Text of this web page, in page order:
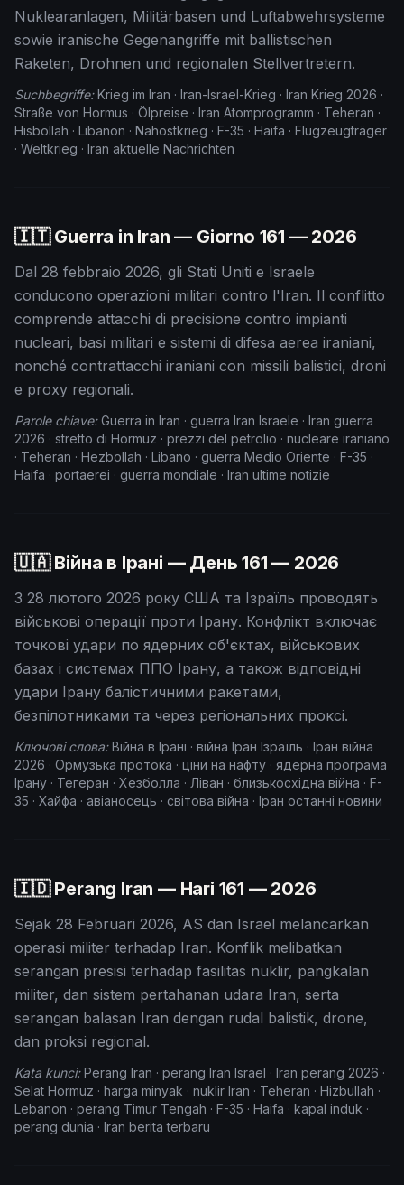
Nuklearanlagen, Militärbasen und Luftabwehrsysteme
sowie iranische Gegenangriffe mit ballistischen
Raketen, Drohnen und regionalen Stellvertretern.
Suchbegriffe:Krieg im Iran · Iran-Israel-Krieg · Iran Krieg 2026 ·
Straße von Hormus · Ölpreise · Iran Atomprogramm · Teheran ·
Hisbollah · Libanon · Nahostkrieg · F-35 · Haifa · Flugzeugträger
· Weltkrieg · Iran aktuelle Nachrichten
🇮🇹 Guerra in Iran — Giorno 161 — 2026
Dal 28 febbraio 2026, gli Stati Uniti e Israele
conducono operazioni militari contro l'Iran. Il conflitto
comprende attacchi di precisione contro impianti
nucleari, basi militari e sistemi di difesa aerea iraniani,
nonché contrattacchi iraniani con missili balistici, droni
e proxy regionali.
Parole chiave:Guerra in Iran · guerra Iran Israele · Iran guerra
2026 · stretto di Hormuz · prezzi del petrolio · nucleare iraniano
· Teheran · Hezbollah · Libano · guerra Medio Oriente · F-35 ·
Haifa · portaerei · guerra mondiale · Iran ultime notizie
🇺🇦 Війна в Ірані — День161 — 2026
З 28 лютого 2026 року США та Ізраїль проводять
військові операції проти Ірану. Конфлікт включає
точкові удари по ядерних об'єктах, військових
базах і системах ППО Ірану, а також відповідні
удари Ірану балістичними ракетами,
безпілотниками та через регіональних проксі.
Ключові слова:Війна в Ірані · війна Іран Ізраїль · Іран війна
2026 · Ормузька протока · ціни на нафту · ядерна програма
Ірану · Тегеран · Хезболла · Ліван · близькосхідна війна · F-
35 · Хайфа · авіаносець · світова війна · Іран останні новини
🇮🇩 Perang Iran — Hari 161 — 2026
Sejak 28 Februari 2026, AS dan Israel melancarkan
operasi militer terhadap Iran. Konflik melibatkan
serangan presisi terhadap fasilitas nuklir, pangkalan
militer, dan sistem pertahanan udara Iran, serta
serangan balasan Iran dengan rudal balistik, drone,
dan proksi regional.
Kata kunci:Perang Iran · perang Iran Israel · Iran perang 2026 ·
Selat Hormuz · harga minyak · nuklir Iran · Teheran · Hizbullah ·
Lebanon · perang Timur Tengah · F-35 · Haifa · kapal induk ·
perang dunia · Iran berita terbaru